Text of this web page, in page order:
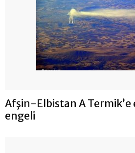
Afşin-Elbistan A Termik’e
engeli